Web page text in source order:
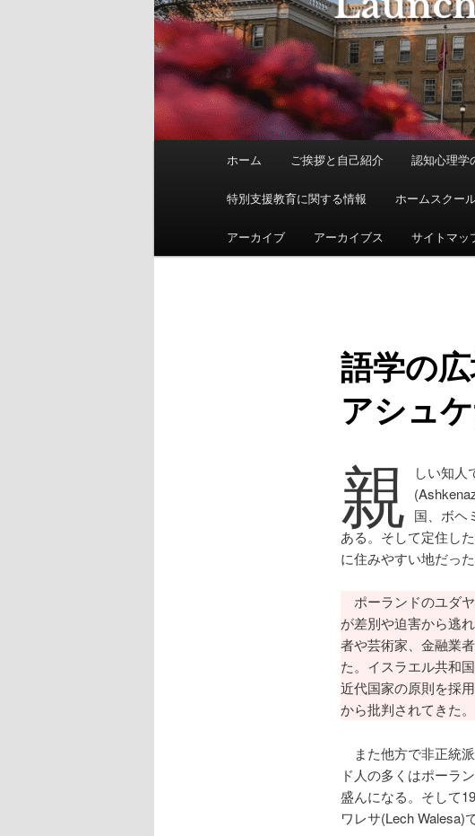
ュ
ホーム ご挨拶と自己紹介 認知心理学
特別支援教育に関する情報 ホームスクー
アーカイブ アーカイブス サイトマッ
語学の
アシュ
親
しい知人
国、ボヘ
ある。そして定住し
に住みやすい地だっ
ポーランドのユダ
が差別や迫害から逃
者や芸術家、金融業
た。イスラエル共和
近代国家の原則を採
から批判されてきた。
また他方で非正統
ド人の多くはポーラ
盛んになる。そして
ワレサ(Lech Walesa)